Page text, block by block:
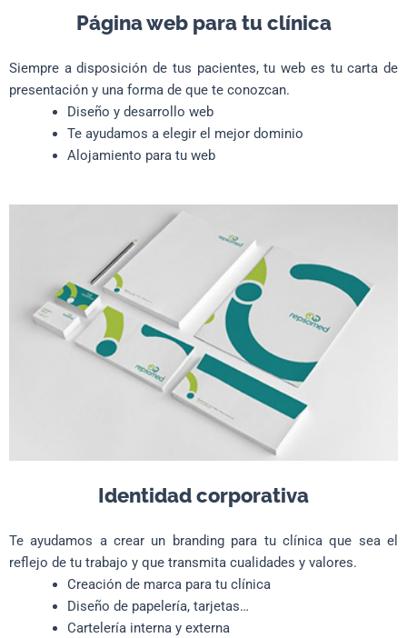
Página web para tu clínica​​
Siempre a disposición de tus pacientes, tu web es tu carta de
presentación y una forma de que te conozcan.​
Diseño y desarrollo web
Te ayudamos a elegir el mejor dominio
Alojamiento para tu web
Identidad corporativa
Te ayudamos a crear un branding para tu clínica que sea el
reflejo de tu trabajo y que transmita cualidades y valores.
Creación de marca para tu clínica
Diseño de papelería, tarjetas…
Cartelería interna y externa